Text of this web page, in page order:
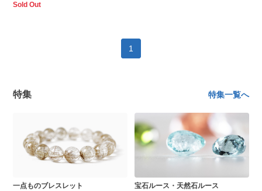
Sold Out
1
特集 特集一覧へ
一点ものブレスレット 宝石ルース・天然石ルース